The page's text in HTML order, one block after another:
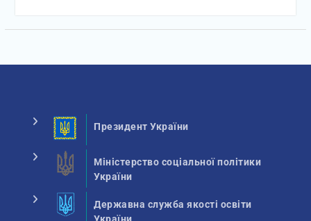
Президент України
Міністерство соціальної політики
України
Державна служба якості освіти